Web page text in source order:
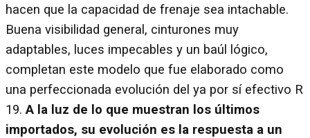
hacen que la capacidad de frenaje sea intachable.
Buena visibilidad general, cinturones muy
adaptables, luces impecables y un baúl lógico,
completan este modelo que fue elaborado como
una perfeccionada evolución del ya por sí efectivo R
19.A la luz de lo que muestran los últimos
importados, su evolución es la respuesta a un